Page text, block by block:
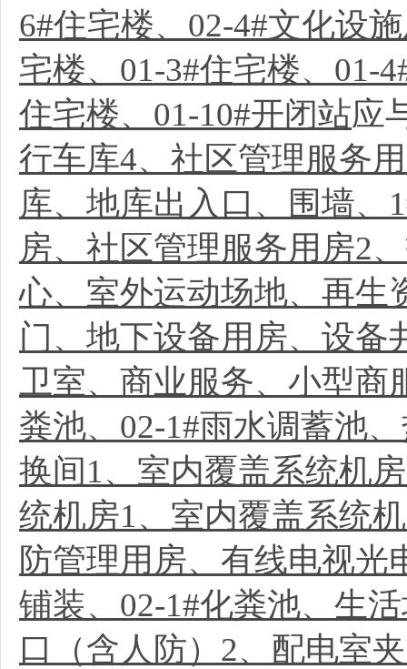
6#住宅楼、02-4#文化设
宅楼、01-3#住宅楼、01-
住宅楼、01-10#开闭站应
行车库4、社区管理服务
库、地库出入口、围墙、
房、社区管理服务用房2
心、室外运动场地、再生
门、地下设备用房、设备
卫室、商业服务、小型商
粪池、02-1#雨水调蓄池
换间1、室内覆盖系统机
统机房1、室内覆盖系统
防管理用房、有线电视光
铺装、02-1#化粪池、生
口（含人防）2、配电室